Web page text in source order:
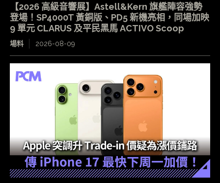
【2026 高級音響展】Astell&Kern 旗艦陣容強勢
登場！SP4000T 黃銅版、PD5 新機亮相，同場加映
9 單元 CLARUS 及平民黑馬 ACTIVO Scoop
場料 2026-08-09